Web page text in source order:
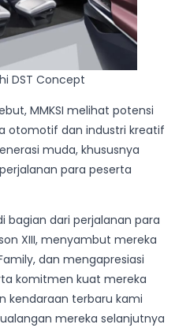
DST Concept
MMKSI melihat potensi
otomotif dan industri kreatif
muda, khususnya
para peserta
bagian dari perjalanan para
XIII, menyambut mereka
dan mengapresiasi
komitmen kuat mereka
kendaraan terbaru kami
mereka selanjutnya